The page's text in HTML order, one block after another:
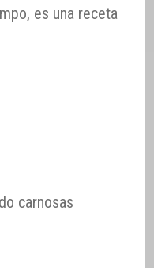
es una receta
carnosas